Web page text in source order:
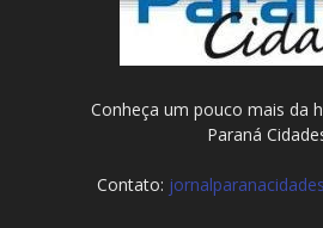
Conheça um pouco mais da
Paraná
Contato: